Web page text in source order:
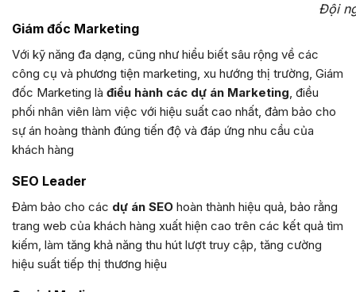
Đội
Giám đốc Marketing
Với kỹ năng đa dạng, cũng như hiểu biết sâu rộng về các
công cụ và phương tiện marketing, xu hướng thị trường, Giám
đốc Marketing là điều hành các dự án Marketing, điều
phối nhân viên làm việc với hiệu suất cao nhất, đảm bảo cho
sự án hoàng thành đúng tiến độ và đáp ứng nhu cầu của
khách hàng
SEO Leader
Đảm bảo cho các dự án SEO hoàn thành hiệu quả, bảo rằng
trang web của khách hàng xuất hiện cao trên các kết quả tìm
kiếm, làm tăng khả năng thu hút lượt truy cập, tăng cường
hiệu suất tiếp thị thương hiệu